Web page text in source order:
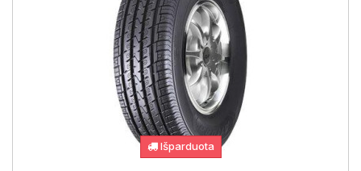
Išparduota